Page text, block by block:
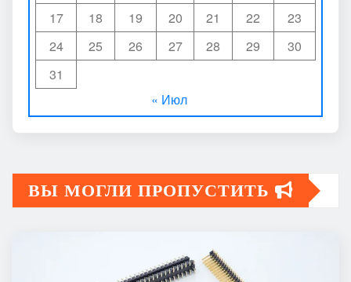
17
18 19 20 21 22
23
24
25 26 27 28 29
30
31
« Июл
ВЫ МОГЛИ ПРОПУСТИТЬ